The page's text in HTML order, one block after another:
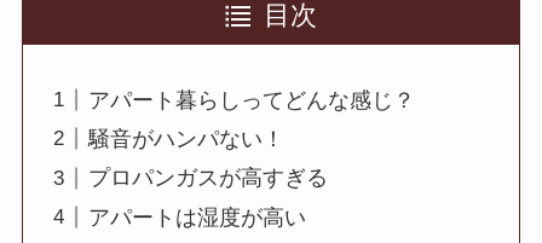
目次
アパート暮らしってどんな感じ？
騒音がハンパない！
プロパンガスが高すぎる
アパートは湿度が高い